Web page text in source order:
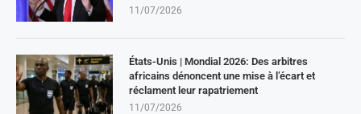
11/07/2026
États-Unis | Mondial 2026: Des arbitres
africains dénoncent une mise à l’écart et
réclament leur rapatriement
11/07/2026